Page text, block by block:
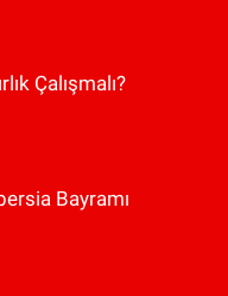
Çalışmalı?
Bayramı